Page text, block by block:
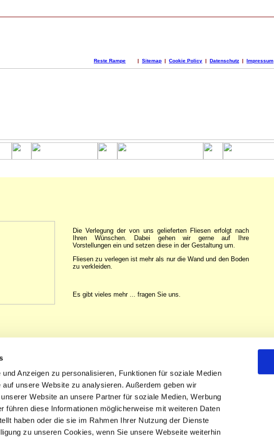
Anzeigen zu personalisieren, Funktionen für soziale Medien
unsere Website zu analysieren. Außerdem geben wir
Website an unsere Partner für soziale Medien, Werbung
führen diese Informationen möglicherweise mit weiteren Daten
haben oder die sie im Rahmen Ihrer Nutzung der Dienste
zu unseren Cookies, wenn Sie unsere Webseite weiterhin
Reste Rampe | Sitemap | Cookie Policy | Datenschutz | Impressum
Die Verlegung der von uns gelieferten Fliesen erfolgt nach
Ihren Wünschen. Dabei gehen wir gerne auf Ihre
Vorstellungen ein und setzen diese in der Gestaltung um.
Fliesen zu verlegen ist mehr als nur die Wand und den Boden
zu verkleiden.
Es gibt vieles mehr ... fragen Sie uns.